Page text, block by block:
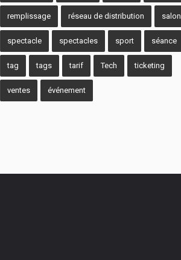
remplissage réseau de distribution salon
spectacle spectacles sport séance
tag tags tarif Tech ticketing
ventes événement